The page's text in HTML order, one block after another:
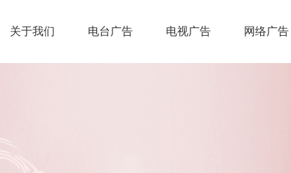
关于我们 电台广告 电视广告 网络广告